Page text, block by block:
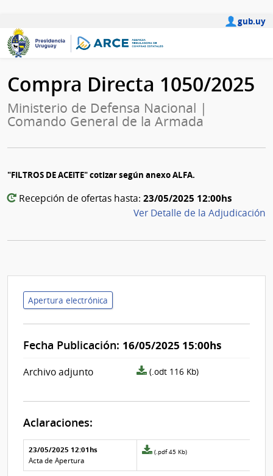
gub.uy
Compra Directa 1050/2025
Ministerio de Defensa Nacional |
Comando General de la Armada
"FILTROS DE ACEITE" cotizar según anexo ALFA.
Recepción de ofertas hasta: 23/05/2025 12:00hs
Ver Detalle de la Adjudicación
Apertura electrónica
Fecha Publicación: 16/05/2025 15:00hs
Archivo adjunto
archivo
(.odt 116 Kb)
Aclaraciones:
Aclaraciones del llamado
Fecha y
texto de
la
Archivo
de la
23/05/2025 12:01hs
Acta de Apertura
Archivo
de
(.pdf 45 Kb)